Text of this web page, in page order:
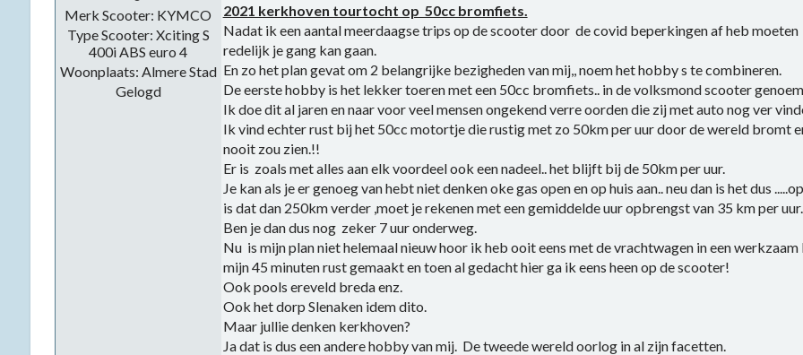
Merk Scooter: KYMCO
Type Scooter: Xciting S
400i ABS euro 4
Woonplaats: Almere Stad
Gelogd
2021 kerkhoven tourtocht op 50cc bromfiets.
Nadat ik een aantal meerdaagse trips op de scooter door de covid beperkingen af heb
redelijk je gang kan gaan.
En zo het plan gevat om 2 belangrijke bezigheden van mij,, noem het hobby s te combineren.
De eerste hobby is het lekker toeren met een 50cc bromfiets.. in de volksmond scooter
Ik doe dit al jaren en naar voor veel mensen ongekend verre oorden die zij met auto nog ver
Ik vind echter rust bij het 50cc motortje die rustig met zo 50km per uur door de wereld bromt
nooit zou zien.!!
Er is zoals met alles aan elk voordeel ook een nadeel.. het blijft bij de 50km per uur.
Je kan als je er genoeg van hebt niet denken oke gas open en op huis aan.. neu dan is het dus .....op
is dat dan 250km verder ,moet je rekenen met een gemiddelde uur opbrengst van 35 km per uur.
Ben je dan dus nog zeker 7 uur onderweg.
Nu is mijn plan niet helemaal nieuw hoor ik heb ooit eens met de vrachtwagen in een
mijn 45 minuten rust gemaakt en toen al gedacht hier ga ik eens heen op de scooter!
Ook pools ereveld breda enz.
Ook het dorp Slenaken idem dito.
Maar jullie denken kerkhoven?
Ja dat is dus een andere hobby van mij. De tweede wereld oorlog in al zijn facetten.